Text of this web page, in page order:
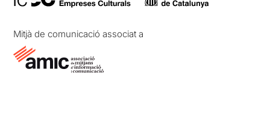
Mitjà de comunicació associat a